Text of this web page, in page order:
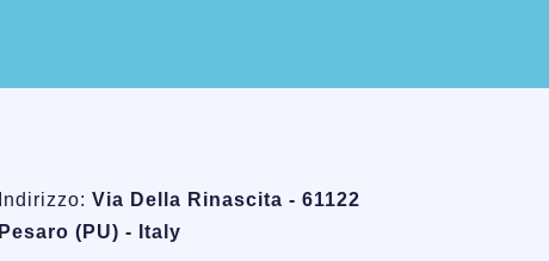
Indirizzo: Via Della Rinascita - 61122
Pesaro (PU) - Italy